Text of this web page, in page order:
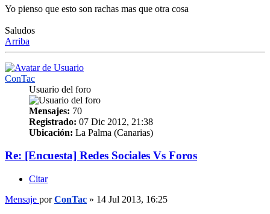
Yo pienso que esto son rachas mas que otra cosa
Saludos
Arriba
ConTac
Usuario del foro
Mensajes: 70
Registrado: 07 Dic 2012, 21:38
Ubicación: La Palma (Canarias)
Re: [Encuesta] Redes Sociales Vs Foros
Citar
Mensaje porConTac » 14 Jul 2013, 16:25